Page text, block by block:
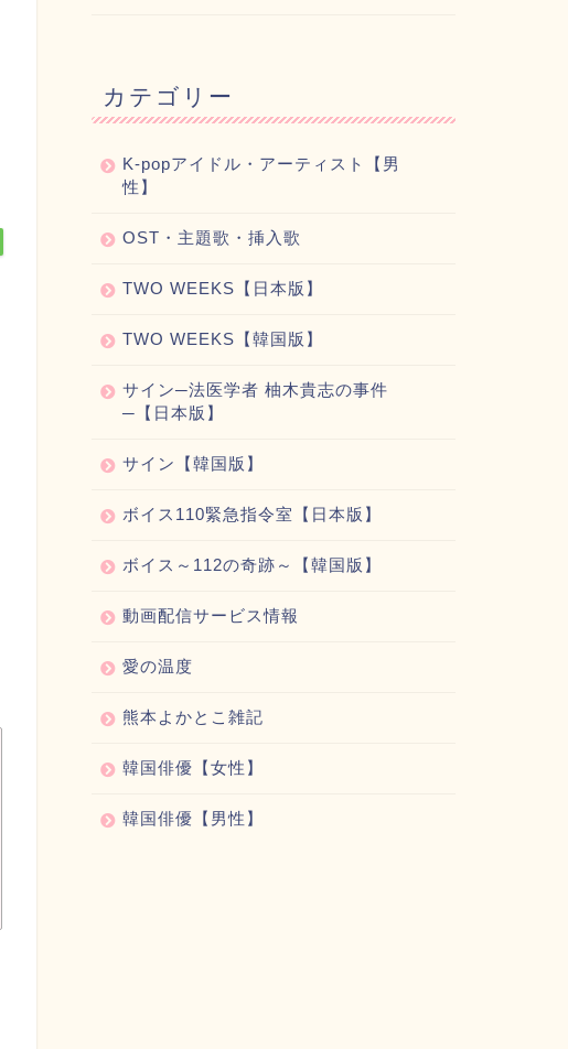
カテゴリー
K-popアイドル・アーティスト【男
性】
OST・主題歌・挿入歌
TWO WEEKS【日本版】
TWO WEEKS【韓国版】
サイン─法医学者 柚木貴志の事件
─【日本版】
サイン【韓国版】
ボイス110緊急指令室【日本版】
ボイス～112の奇跡～【韓国版】
動画配信サービス情報
愛の温度
熊本よかとこ雑記
韓国俳優【女性】
韓国俳優【男性】